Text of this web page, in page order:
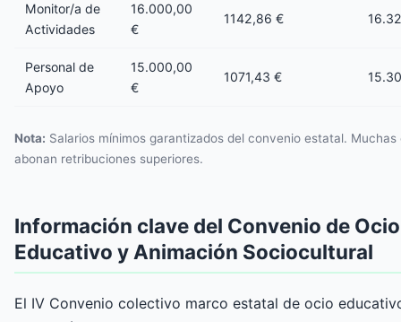
Monitor/a de
Actividades
16.000,00
€
1142,86 €
Personal de
Apoyo
15.000,00
€
1071,43 €
Nota: Salarios mínimos garantizados del convenio estatal. Muchas
abonan retribuciones superiores.
Información clave del Convenio de Ocio
Educativo y Animación Sociocultural
El IV Convenio colectivo marco estatal de ocio